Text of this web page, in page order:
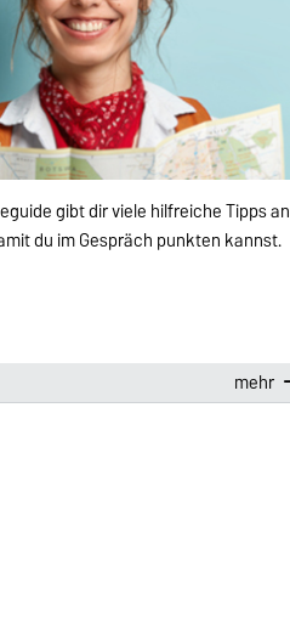
gibt dir viele hilfreiche Tipps an
du im Gespräch punkten kannst.
mehr